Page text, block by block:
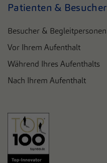
Patienten & Besucher
Besucher & Begleitpersonen
Vor Ihrem Aufenthalt
Während Ihres Aufenthalts
Nach Ihrem Aufenthalt